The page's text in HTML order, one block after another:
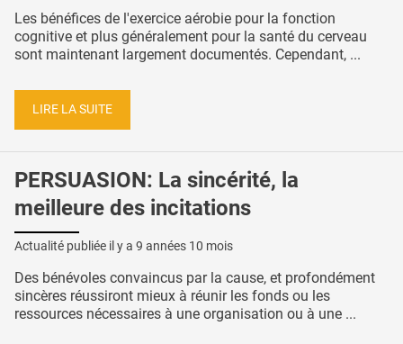
Les bénéfices de l'exercice aérobie pour la fonction
cognitive et plus généralement pour la santé du cerveau
sont maintenant largement documentés. Cependant, ...
LIRE LA SUITE
PERSUASION: La sincérité, la
meilleure des incitations
Actualité publiée il y a 9 années 10 mois
Des bénévoles convaincus par la cause, et profondément
sincères réussiront mieux à réunir les fonds ou les
ressources nécessaires à une organisation ou à une ...